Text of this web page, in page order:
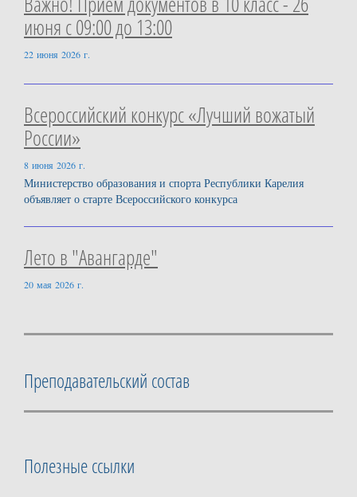
июня с 09:00 до 13:00
22 июня 2026 г.
Всероссийский конкурс «Лучший вожатый
России»
8 июня 2026 г.
Министерство образования и спорта Республики Карелия
объявляет о старте Всероссийского конкурса
Лето в "Авангарде"
20 мая 2026 г.
Преподавательский состав
Полезные ссылки